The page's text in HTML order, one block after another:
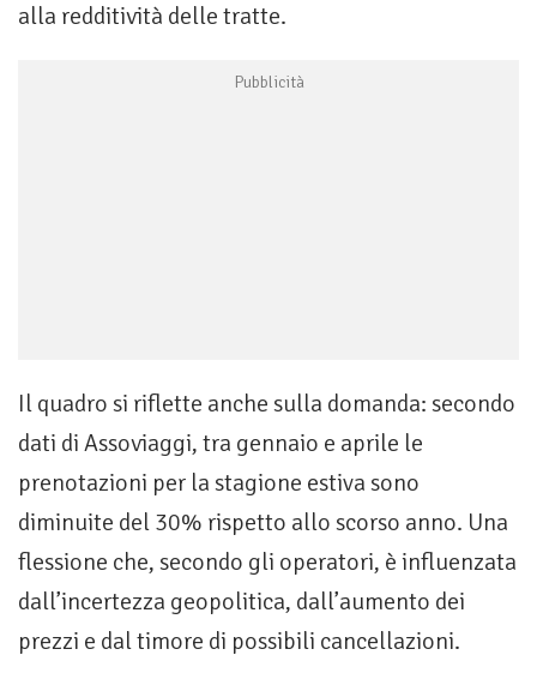
alla redditività delle tratte.
Il quadro si riflette anche sulla domanda: secondo
dati di Assoviaggi, tra gennaio e aprile le
prenotazioni per la stagione estiva sono
diminuite del 30% rispetto allo scorso anno. Una
flessione che, secondo gli operatori, è influenzata
dall’incertezza geopolitica, dall’aumento dei
prezzi e dal timore di possibili cancellazioni.